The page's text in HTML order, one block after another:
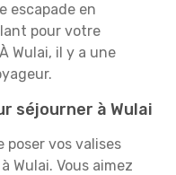
escapade en
pour votre
Wulai, il y a une
séjourner à Wulai
poser vos valises
Wulai. Vous aimez